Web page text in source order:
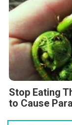
Stop Eating
to Cause